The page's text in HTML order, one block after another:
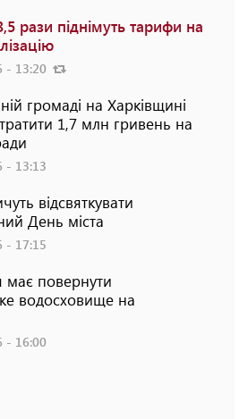
рази піднімуть тарифи на
- 13:20
громаді на Харківщині
1,7 млн гривень на
- 13:13
відсвяткувати
День міста
- 17:15
має повернути
водосховище на
- 16:00